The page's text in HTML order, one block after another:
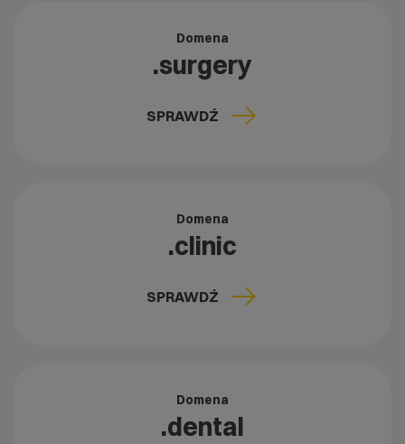
Domena
.surgery
SPRAWDŹ
Domena
.clinic
SPRAWDŹ
Domena
.dental